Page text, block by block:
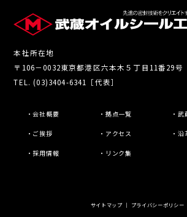
本社所在地
〒106－0032東京都港区六本木５丁目11番29号
TEL. (03)3404-6341［代表］
・会社概要 ・拠点一覧 ・
・ご挨拶 ・アクセス ・沿
・採用情報 ・リンク集
サイトマップ｜ プライバシーポリシー